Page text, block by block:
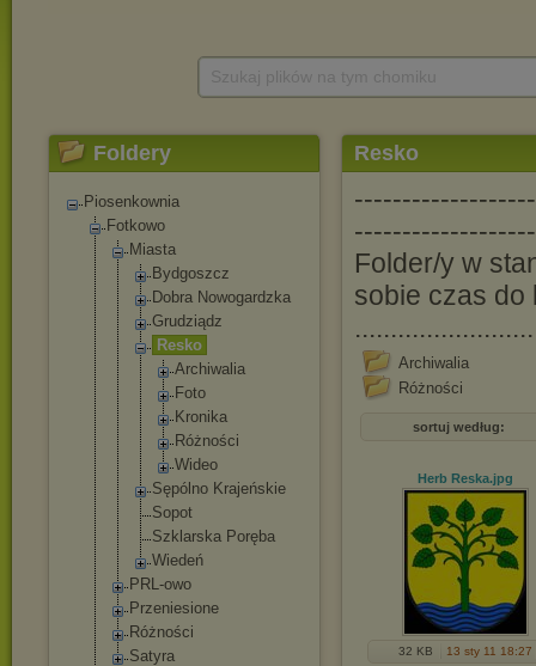
Foldery
Piosenkownia
Fotkowo
Miasta
Bydgoszcz
Dobra Nowogardzka
Grudziądz
Resko
Archiwal ia
Foto
Kronika
Różności
Wideo
Sępólno Krajeńskie
Sopot
Szklarska Poręba
Wiedeń
PRL-owo
Przeniesione
Różności
Satyra
Resko
Folder/y w
sobie czas do
Archiwalia
Różności
sortuj według:
Herb Reska.jpg
32 KB 13 sty 11 18:27